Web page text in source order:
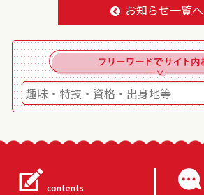
お知らせ一覧へ
contents